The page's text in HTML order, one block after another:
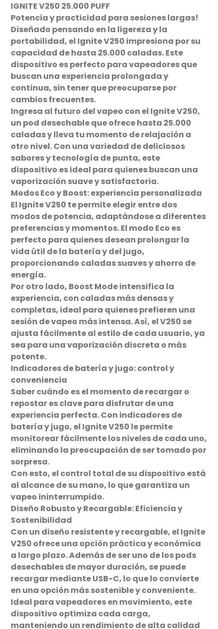
IGNITE V250 25.000 PUFF
Potencia y practicidad para sesiones largas!
Diseñado pensando en la ligereza y la
portabilidad, el Ignite V250 impresiona por su
capacidad de hasta 25.000 caladas. Este
dispositivo es perfecto para vapeadores que
buscan una experiencia prolongada y
continua, sin tener que preocuparse por
cambios frecuentes.
Ingresa al futuro del vapeo con el Ignite V250,
un pod desechable que ofrece hasta 25.000
caladas y lleva tu momento de relajación a
otro nivel. Con una variedad de deliciosos
sabores y tecnología de punta, este
dispositivo es ideal para quienes buscan una
vaporización suave y satisfactoria.
Modos Eco y Boost: experiencia personalizada
El Ignite V250 te permite elegir entre dos
modos de potencia, adaptándose a diferentes
preferencias y momentos. El modo Eco es
perfecto para quienes desean prolongar la
vida útil de la batería y del jugo,
proporcionando caladas suaves y ahorro de
energía.
Por otro lado, Boost Mode intensifica la
experiencia, con caladas más densas y
completas, ideal para quienes prefieren una
sesión de vapeo más intensa. Así, el V250 se
ajusta fácilmente al estilo de cada usuario, ya
sea para una vaporización discreta o más
potente.
Indicadores de batería y jugo: control y
conveniencia
Saber cuándo es el momento de recargar o
repostar es clave para disfrutar de una
experiencia perfecta. Con indicadores de
batería y jugo, el Ignite V250 le permite
monitorear fácilmente los niveles de cada uno,
eliminando la preocupación de ser tomado por
sorpresa.
Con esto, el control total de su dispositivo está
al alcance de su mano, lo que garantiza un
vapeo ininterrumpido.
Diseño Robusto y Recargable: Eficiencia y
Sostenibilidad
Con un diseño resistente y recargable, el Ignite
V250 ofrece una opción práctica y económica
a largo plazo. Además de ser uno de los pods
desechables de mayor duración, se puede
recargar mediante USB-C, lo que lo convierte
en una opción más sostenible y conveniente.
Ideal para vapeadores en movimiento, este
dispositivo optimiza cada carga,
manteniendo un rendimiento de alta calidad